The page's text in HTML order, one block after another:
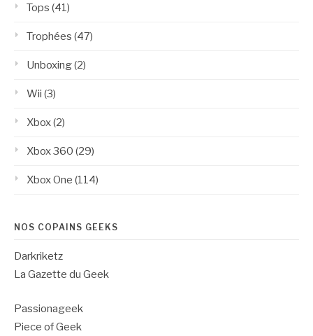
Tops (41)
Trophées (47)
Unboxing(2)
Wii (3)
Xbox(2)
Xbox 360 (29)
Xbox One (114)
NOS COPAINS GEEKS
Darkriketz
La Gazette du Geek
Passionageek
Piece of Geek